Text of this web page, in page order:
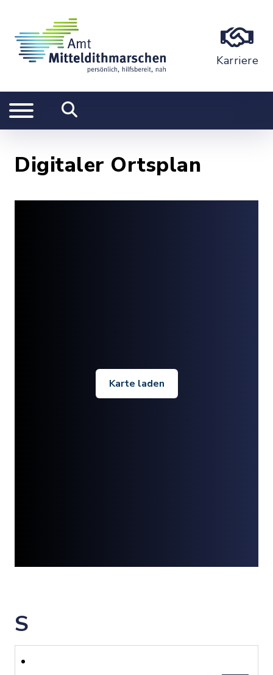
Karriere
Digitaler Ortsplan
Karte laden
S